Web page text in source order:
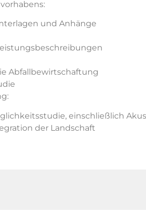
und Anhänge
Abfallbewirtschaftung
einschließlich
der Landschaft